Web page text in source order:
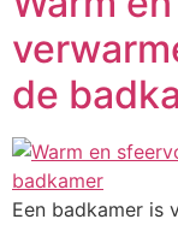
de
Een badkamer is